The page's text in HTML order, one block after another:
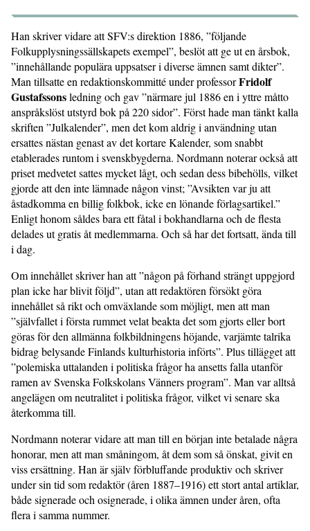
Han skriver vidare att SFV:s direktion 1886, ”följande
Folkupplysningssällskapets exempel”, beslöt att ge ut en årsbok,
”innehållande populära uppsatser i diverse ämnen samt dikter”.
Man tillsatte en redaktionskommitté under professorFridolf
Gustafssonsledning och gav ”närmare jul 1886 en i yttre måtto
anspråkslöst utstyrd bok på 220 sidor”. Först hade man tänkt kalla
skriften ”Julkalender”, men det kom aldrig i användning utan
ersattes nästan genast av det kortare Kalender, som snabbt
etablerades runtom i svenskbygderna. Nordmann noterar också att
priset medvetet sattes mycket lågt, och sedan dess bibehölls, vilket
gjorde att den inte lämnade någon vinst; ”Avsikten var ju att
åstadkomma en billig folkbok, icke en lönande förlagsartikel.”
Enligt honom såldes bara ett fåtal i bokhandlarna och de flesta
delades ut gratis åt medlemmarna. Och så har det fortsatt, ända till
i dag.
Om innehållet skriver han att ”någon på förhand strängt uppgjord
plan icke har blivit följd”, utan att redaktören försökt göra
innehållet så rikt och omväxlande som möjligt, men att man
”självfallet i första rummet velat beakta det som gjorts eller bort
göras för den allmänna folkbildningens höjande, varjämte talrika
bidrag belysande Finlands kulturhistoria införts”. Plus tillägget att
”polemiska uttalanden i politiska frågor ha ansetts falla utanför
ramen av Svenska Folkskolans Vänners program”. Man var alltså
angelägen om neutralitet i politiska frågor, vilket vi senare ska
återkomma till.
Nordmann noterar vidare att man till en början inte betalade några
honorar, men att man småningom, åt dem som så önskat, givit en
viss ersättning. Han är själv förbluffande produktiv och skriver
under sin tid som redaktör (åren 1887–1916) ett stort antal artiklar,
både signerade och osignerade, i olika ämnen under åren, ofta
flera i samma nummer.